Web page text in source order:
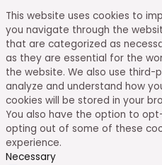
This website uses cookies to
you navigate through the
that are categorized as
as they are essential for the
the website. We also use third-
analyze and understand how
cookies will be stored in your
You also have the option to
opting out of some of these
experience.
Necessary